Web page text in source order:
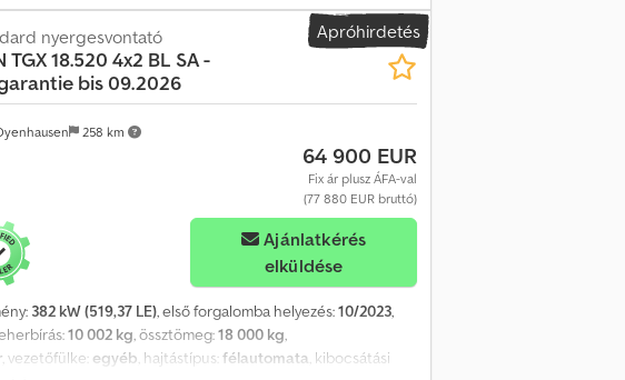
- Részecskeszűrő - Alvófülke - Szerszámosláda =
2020 Teherautó fehér WMAN14ZZ7MY418917 584.782 km
599.208 km MAN TGL 12.250 2020 11/2020
információk = Első tengely: kormányozható
tömeg: 6.400 kg Hasznos teher: 5.590 kg Megengedett
Apróhirdetés
258 km
nyergesvontató
TGX 18.520 4x2 BL SA -
bis 09.2026
64 900 EUR
Fix ár plusz ÁFA-val
(77 880 EUR bruttó)
Ajánlatkérés
elküldése
382 kW (519,37 LE), első forgalomba helyezés:10/2023,
10 002 kg, össztömeg:18 000 kg,
, vezetőfülke: egyéb, hajtástípus:félautomata, kibocsátási